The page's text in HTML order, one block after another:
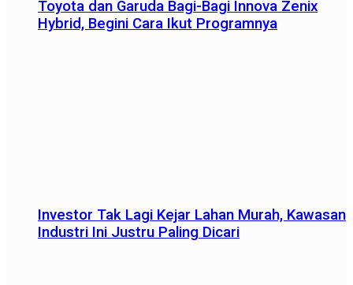
Toyota dan Garuda Bagi-Bagi Innova Zenix
Hybrid, Begini Cara Ikut Programnya
Investor Tak Lagi Kejar Lahan Murah, Kawasan
Industri Ini Justru Paling Dicari